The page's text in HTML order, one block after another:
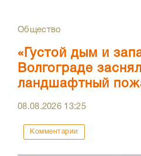
Общество
«Густой дым и
Волгограде
ландшафтный
08.08.2026 13:25
Комментарии